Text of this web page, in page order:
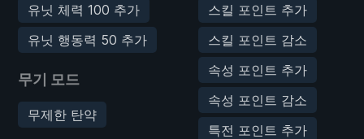
유닛 체력 100 추가
유닛 행동력 50 추가
무기 모드
무제한 탄약
스킬 포인트 추가
스킬 포인트 감소
속성 포인트 추가
속성 포인트 감소
특전 포인트 추가